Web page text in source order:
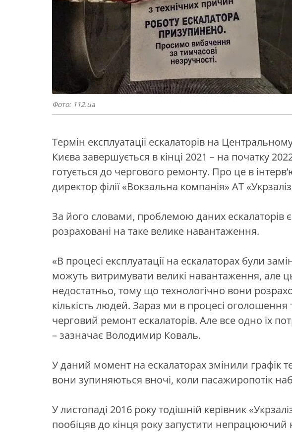
Фото: 112.ua
Термін експлуатації ескалаторів на
Києва завершується в кінці 2021 – на початку
готується до чергового ремонту. Про це в
директор філії «Вокзальна компанія» АТ
За його словами, проблемою даних ескалаторів
розраховані на таке велике навантаження.
«В процесі експлуатації на ескалаторах були
можуть витримувати великі навантаження, але
недостатньо, тому що технологічно вони
кількість людей. Зараз ми в процесі
черговий ремонт ескалаторів. Але все одно їх
– зазначає Володимир Коваль.
У даний момент на ескалаторах змінили графік
вони зупиняються вночі, коли пасажиропотік
У листопаді 2016 року тодішній керівник
пообіцяв до кінця року запустити непрацюючий